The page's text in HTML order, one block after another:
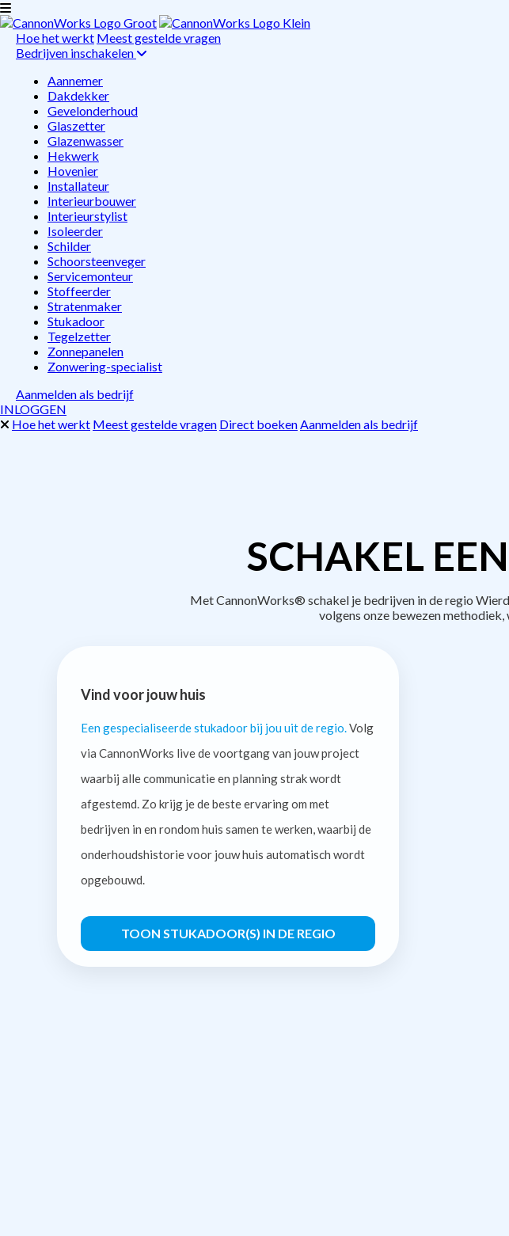
Hoe het werkt Meest gestelde vragen
Bedrijven inschakelen
Aannemer
Dakdekker
Gevelonderhoud
Glaszetter
Glazenwasser
Hekwerk
Hovenier
Installateur
Interieurbouwer
Interieurstylist
Isoleerder
Schilder
Schoorsteenveger
Servicemonteur
Stoffeerder
Stratenmaker
Stukadoor
Tegelzetter
Zonnepanelen
Zonwering-specialist
Aanmelden als bedrijf
INLOGGEN
Hoe het werkt Meest gestelde vragen Direct boekenAanmelden als bedrijf
SCHAKEL
Met CannonWorks® schakel je bedrijven in de regio
volgens onze bewezen
Vind voor jouw huis
Een gespecialiseerde stukadoor bij jou uit de regio. Volg
via CannonWorks live de voortgang van jouw project
waarbij alle communicatie en planning strak wordt
afgestemd. Zo krijg je de beste ervaring om met
bedrijven in en rondom huis samen te werken, waarbij de
onderhoudshistorie voor jouw huis automatisch wordt
opgebouwd.
TOON STUKADOOR(S) IN DE REGIO